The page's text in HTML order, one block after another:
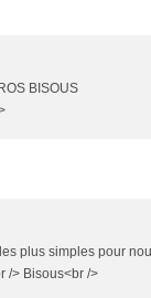
BISOUS
plus simples pour
/> Bisous<br />